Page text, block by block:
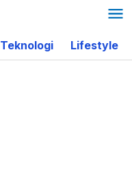
Teknologi Lifestyle